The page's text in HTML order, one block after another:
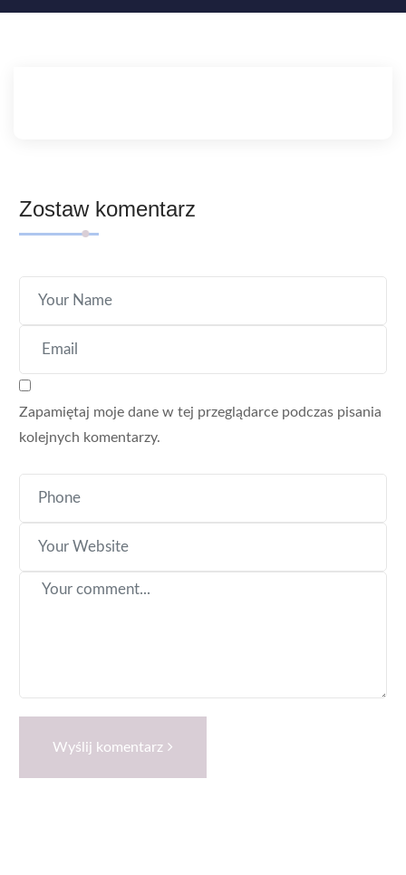
Zostaw komentarz
Zapamiętaj moje dane w tej przeglądarce podczas pisania
kolejnych komentarzy.
Wyślij komentarz